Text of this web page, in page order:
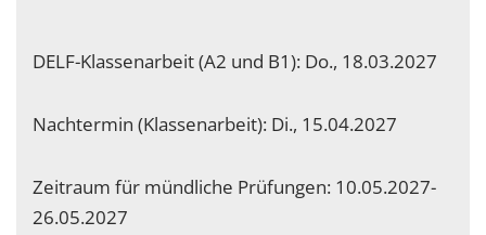
DELF-Klassenarbeit (A2 und B1): Do., 18.03.2027
Nachtermin (Klassenarbeit): Di., 15.04.2027
Zeitraum für mündliche Prüfungen: 10.05.2027-
26.05.2027